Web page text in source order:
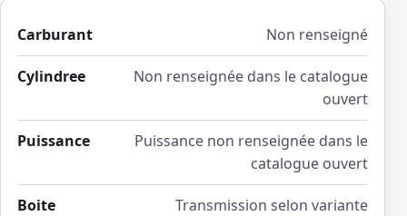
Carburant Non renseigné
Cylindree
Non renseignée dans le catalogue
ouvert
Puissance
Puissance non renseignée dans le
catalogue ouvert
Boite Transmission selon variante